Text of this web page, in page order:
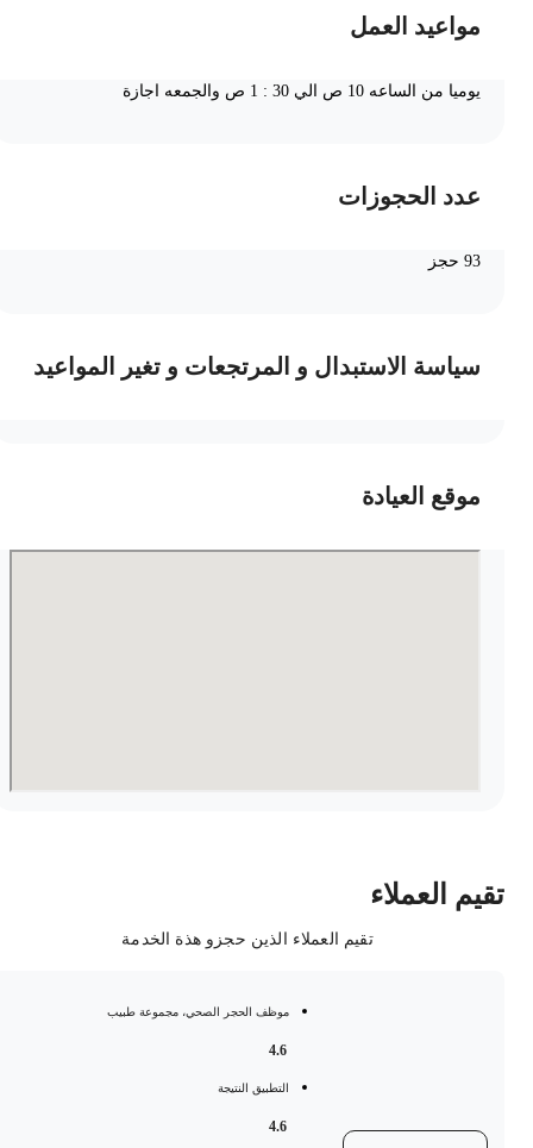
مواعيد العمل
يوميا من الساعه 10 ص الي 30 : 1 ص والجمعه اجازة
عدد الحجوزات
سياسة الاستبدال و المرتجعات و تغير المواعيد
موقع العيادة
العملاء
تقيم العملاء الذين حجزو هذة الخدمة
موظف الحجر الصحي، مجموعة طبيب
التطبيق النتيجة